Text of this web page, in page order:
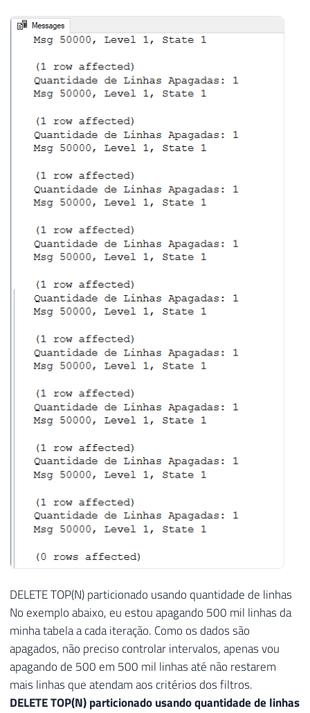
DELETE TOP(N) particionado usando quantidade de linhas
No exemplo abaixo, eu estou apagando 500 mil linhas da
minha tabela a cada iteração. Como os dados são
apagados, não preciso controlar intervalos, apenas vou
apagando de 500 em 500 mil linhas até não restarem
mais linhas que atendam aos critérios dos filtros.
DELETE TOP(N) particionado usando quantidade de linhas